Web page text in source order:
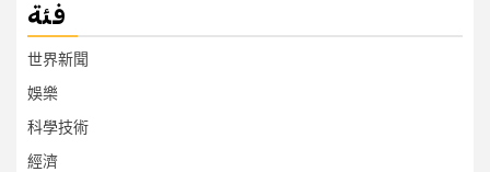
فئة
世界新聞
娛樂
科學技術
經濟